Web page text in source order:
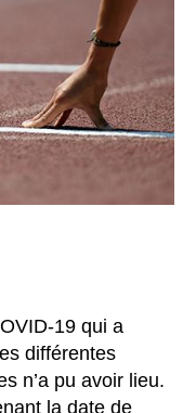
19 qui a
différentes
n’a pu avoir lieu.
la date de